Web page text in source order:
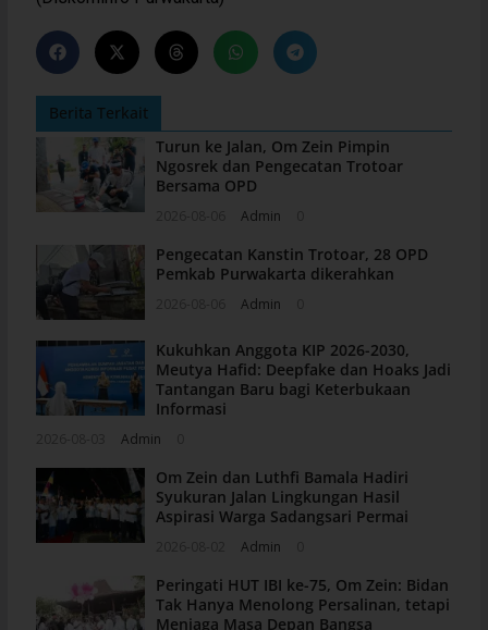
Berita Terkait
Turun ke Jalan, Om Zein Pimpin
Ngosrek dan Pengecatan Trotoar
Bersama OPD
Admin
Pengecatan Kanstin Trotoar, 28 OPD
Pemkab Purwakarta dikerahkan
Admin
Kukuhkan Anggota KIP 2026-2030,
Meutya Hafid: Deepfake dan Hoaks Jadi
Tantangan Baru bagi Keterbukaan
Informasi
Admin
Om Zein dan Luthfi Bamala Hadiri
Syukuran Jalan Lingkungan Hasil
Aspirasi Warga Sadangsari Permai
Admin
Peringati HUT IBI ke-75, Om Zein: Bidan
Tak Hanya Menolong Persalinan, tetapi
Menjaga Masa Depan Bangsa